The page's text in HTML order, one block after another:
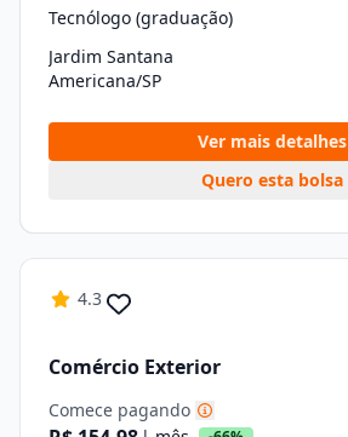
Tecnólogo (graduação)
Jardim Santana
Americana/SP
Ver mais detalhes
Quero esta bolsa
4.3
Comércio Exterior
Comece pagando